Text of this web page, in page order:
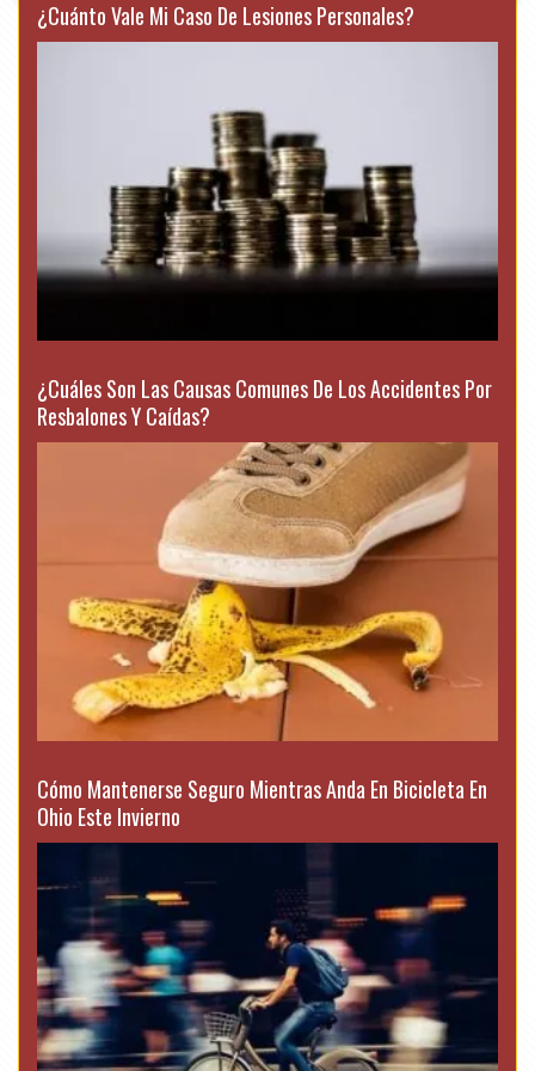
¿Cuánto Vale Mi Caso De Lesiones Personales?
¿Cuáles Son Las Causas Comunes De Los Accidentes Por
Resbalones Y Caídas?
Cómo Mantenerse Seguro Mientras Anda En Bicicleta En
Ohio Este Invierno